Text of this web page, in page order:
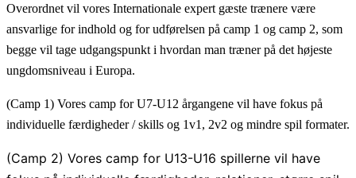
Overordnet vil vores Internationale expert gæste trænere være
ansvarlige for indhold og forudførelsen på camp 1 og camp 2, som
begge vil tage udgangspunkt i hvordan man træner på det højeste
ungdomsniveau i Europa.
(Camp 1) Vores camp for U7-U12 årgangene vil have fokus på
individuelle færdigheder / skills og 1v1, 2v2 og mindre spil formater.
(Camp 2) Vores camp for U13-U16 spillerne vil have